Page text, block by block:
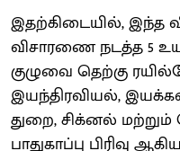
இதற்கிடையில், இந்த
விசாரணை நடத்த 5
குழுவை தெற்கு
இயந்திரவியல்,
துறை, சிக்னல்
பாதுகாப்பு பிரிவு